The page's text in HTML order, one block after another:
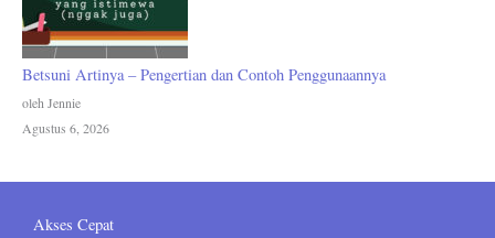
Betsuni Artinya – Pengertian dan Contoh Penggunaannya
oleh Jennie
Agustus 6, 2026
Akses Cepat